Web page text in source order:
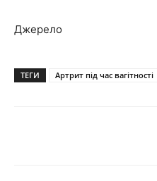
Джерело
ТЕГИ Артрит під час вагітності